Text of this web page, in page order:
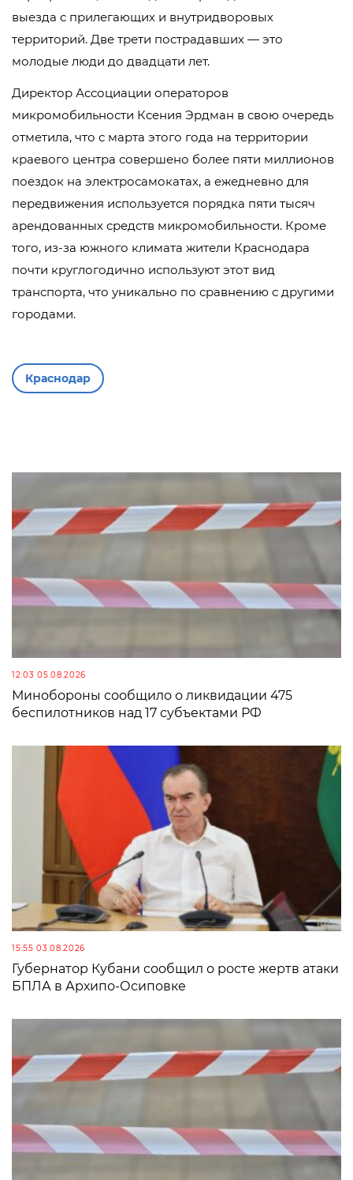
выезда с прилегающих и внутридворовых
территорий. Две трети пострадавших — это
молодые люди до двадцати лет.
Директор Ассоциации операторов
микромобильности Ксения Эрдман в свою очередь
отметила, что с марта этого года на территории
краевого центра совершено более пяти миллионов
поездок на электросамокатах, а ежедневно для
передвижения используется порядка пяти тысяч
арендованных средств микромобильности. Кроме
того, из-за южного климата жители Краснодара
почти круглогодично используют этот вид
транспорта, что уникально по сравнению с другими
городами.
Краснодар
12:03 05.08.2026
Минобороны сообщило о ликвидации 475
беспилотников над 17 субъектами РФ
15:55 03.08.2026
Губернатор Кубани сообщил о росте жертв атаки
БПЛА в Архипо-Осиповке